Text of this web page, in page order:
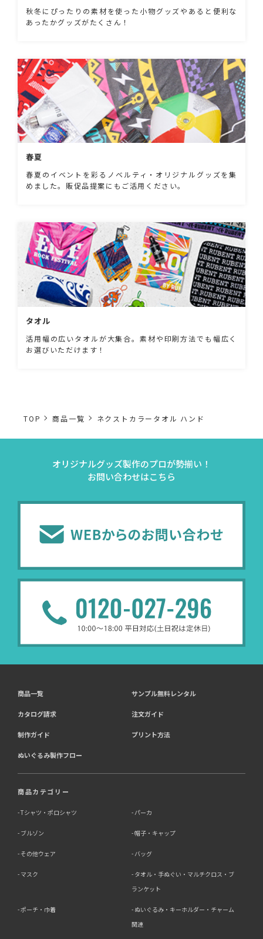
秋冬にぴったりの素材を使った小物グッズやあると便利な
あったかグッズがたくさん！
春夏
春夏のイベントを彩るノベルティ・オリジナルグッズを集
めました。販促品提案にもご活用ください。
タオル
活用幅の広いタオルが大集合。素材や印刷方法でも幅広く
お選びいただけます！
TOP 商品一覧 ネクストカラータオル ハンド
オリジナルグッズ製作のプロが勢揃い！
お問い合わせはこちら
商品一覧 サンプル無料レンタル
カタログ請求 注文ガイド
制作ガイド プリント方法
ぬいぐるみ製作フロー
商品カテゴリー
Tシャツ・ポロシャツ パーカ
ブルゾン 帽子・キャップ
その他ウェア バッグ
マスク
タオル・手ぬぐい・マルチクロス・ブ
ランケット
ポーチ・巾着
ぬいぐるみ・キーホルダー・チャーム
関連